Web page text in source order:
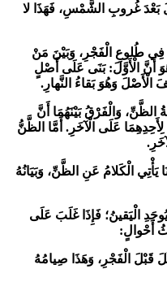
بَعْدَ غُروبِ الشَّمْسِ، فَهَذَا لا
فِي طُلوعِ الْفَجْرِ، وَبَيْنَ مَنْ
الْأَوَّلَ: بَنَى عَلَى أَصْلٍ
الْأَصْلَ وَهُوَ بَقاءُ النَّهارِ.
وَالْفَرْقُ بَيْنَهُمَا أَنَّ
عَلَى الْآخَرِ. أَمَّا الظَّنُّ
الْكَلامُ عَنِ الظَّنِّ، وَبَيَانُهُ
الْيَقينُ؛ فَإِذَا غَلَبَ عَلَى
أَحْوالٍ:
قَبْلَ الْفَجْرِ، وَهَذَا صِيامُهُ